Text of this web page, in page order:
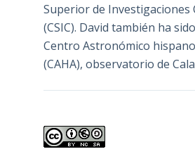
Superior de Investigaciones
(CSIC). David también ha
Centro Astronómico
(CAHA), observatorio de